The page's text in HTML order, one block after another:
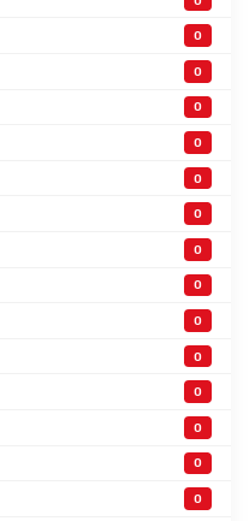
0
0
0
0
0
0
0
0
0
0
0
0
0
0